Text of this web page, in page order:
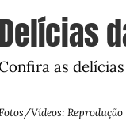
Delícias
as
Vídeos: Reprodução